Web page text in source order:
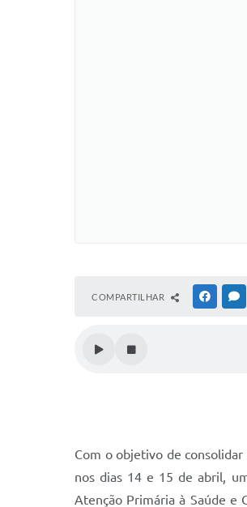
COMPARTILHAR
Com o objetivo de
nos dias 14 e 15 de abril,
Atenção Primária à Saúde e